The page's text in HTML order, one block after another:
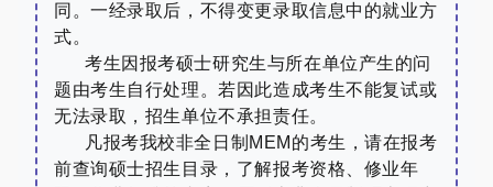
同。一经录取后，不得变更录取信息中的就业方
式。
考生因报考硕士研究生与所在单位产生的问
题由考生自行处理。若因此造成考生不能复试或
无法录取，招生单位不承担责任。
凡报考我校非全日制 MEM 的考生，请在报考
前查询硕士招生目录，了解报考资格、修业年